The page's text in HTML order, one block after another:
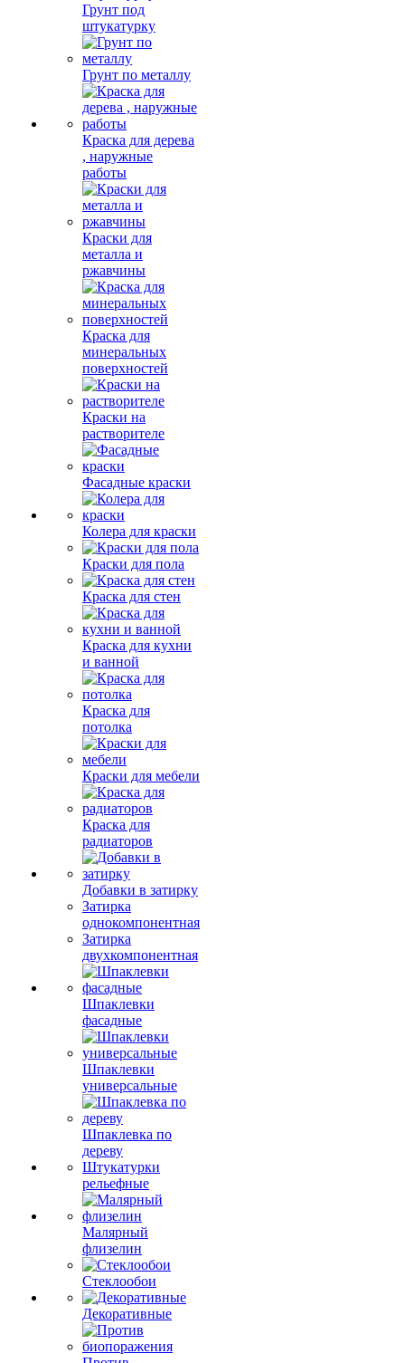
Грунт под
штукатурку
Грунт по металлу
Краска для дерева
, наружные
работы
Краски для
металла и
ржавчины
Краска для
минеральных
поверхностей
Краски на
растворителе
Фасадные краски
Колера для краски
Краски для пола
Краска для стен
Краска для кухни
и ванной
Краска для
потолка
Краски для мебели
Краска для
радиаторов
Добавки в затирку
Затирка
однокомпонентная
Затирка
двухкомпонентная
Шпаклевки
фасадные
Шпаклевки
универсальные
Шпаклевка по
дереву
Штукатурки
рельефные
Малярный
флизелин
Стеклообои
Декоративные